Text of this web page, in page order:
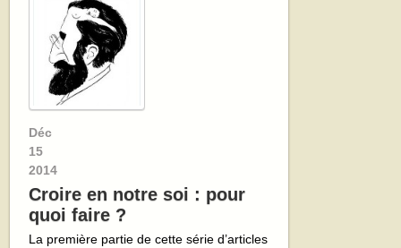
Déc
15
2014
Croire en notre soi : pour
quoi faire ?
La première partie de cette série d’articles